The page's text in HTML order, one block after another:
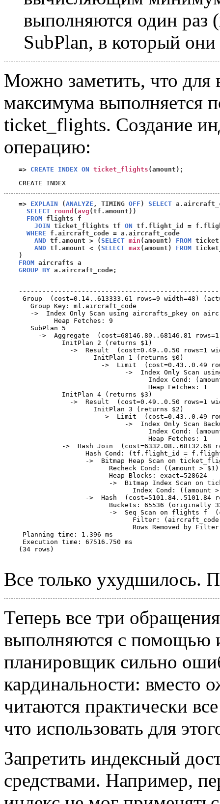
выполняются один раз
SubPlan, в который
Можно заметить, что
максимума выполняется
ticket_flights. Создание
операцию:
=> CREATE INDEX ON ticket_flights (amount );
=> EXPLAIN (ANALYZE , TIMING OFF ) SELECT
SELECT round (avg (tf.amount ))
FROM flights f
JOIN ticket_flights tf ON tf.flight_id =
WHERE f.aircraft_code = a.aircraft_code
AND tf.amount > (SELECT min (amount ) FROM
AND tf.amount < (SELECT max (amount ) FROM
)
FROM
GROUP BY a.aircraft_code;
Group  (cost=0.14..613333.61 rows=9 width=48)
   Group Key: ml.aircraft_code
->  Index Only Scan using aircrafts_pkey on
         Heap Fetches: 9
   SubPlan 5
->  Aggregate  (cost=68146.80..68146.81
           InitPlan 2 (returns $1)
->  Result  (cost=0.49..0.50 rows=1
                   InitPlan 1 (returns $0)
->  Limit  (cost=0.43..0.49
->  Index Only Scan
Index Cond:
                                 Heap Fetches: 1
           InitPlan 4 (returns $3)
->  Result  (cost=0.49..0.50 rows=1
                   InitPlan 3 (returns $2)
->  Limit  (cost=0.43..0.49
->  Index Only Scan
Index Cond:
                                 Heap Fetches: 1
->  Hash Join  (cost=6332.08..68132.68
Hash Cond: (tf.flight_id =
->  Bitmap Heap Scan on
Recheck Cond: ((amount >
                       Heap Blocks: exact=528624
->  Bitmap Index Scan on
Index Cond: ((amount
->  Hash  (cost=5101.84..5101.84
Buckets: 65536 (originally
->  Seq Scan on flights f
Filter:
Rows Removed by
Planning time: 1.396 ms
Execution time: 67516.750 ms
(34 rows)
Все только ухудшилось.
Теперь все три
выполняются с помощью
планировщик сильно
кардинальности: вместо
читаются практически
что использовать для
Запретить индексный
средствами. Например,